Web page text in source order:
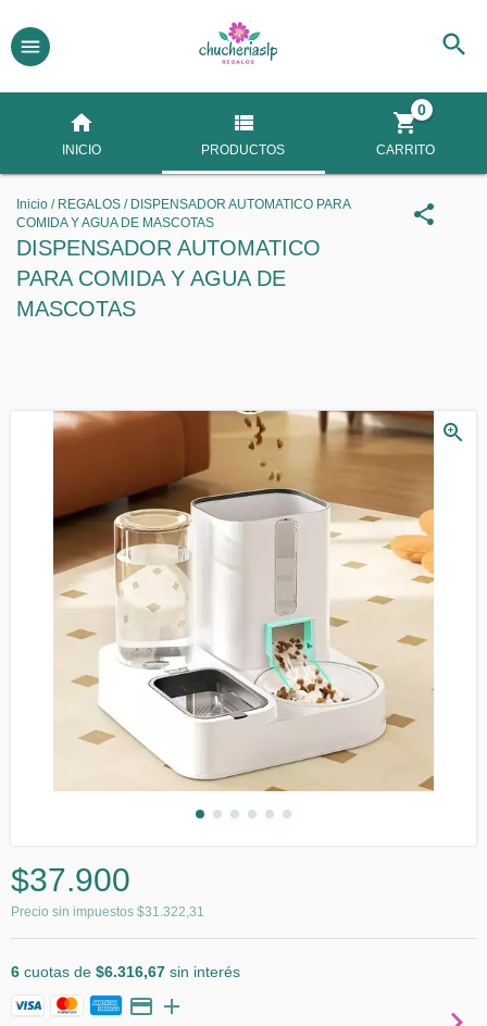
INICIO PRODUCTOS CARRITO
0
Inicio / REGALOS / DISPENSADOR AUTOMATICO PARA
COMIDA Y AGUA DE MASCOTAS
DISPENSADOR AUTOMATICO
PARA COMIDA Y AGUA DE
MASCOTAS
$37.900
Precio sin impuestos $31.322,31
6 cuotas de $6.316,67 sin interés